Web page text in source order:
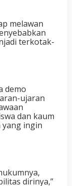
melawan
terkotak-
demo
ujaran
dan kaum
ingin
dirinya,”